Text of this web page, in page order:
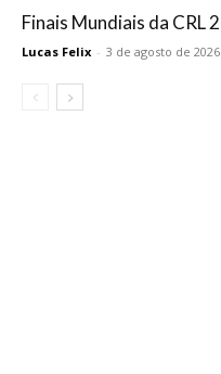
Finais Mundiais da CRL
Lucas Felix - 3 de agosto de 2026